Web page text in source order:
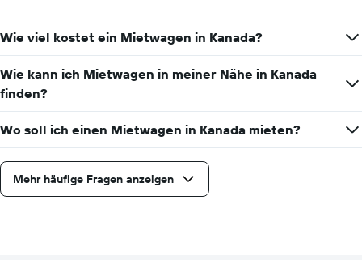
Wie viel kostet ein Mietwagen in Kanada?
Wie kann ich Mietwagen in meiner Nähe in Kanada
finden?
Wo soll ich einen Mietwagen in Kanada mieten?
Mehr häufige Fragen anzeigen